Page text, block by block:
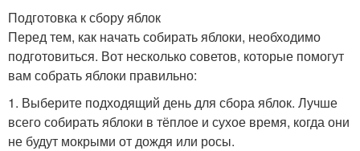
Подготовка к сбору яблок
Перед тем, как начать собирать яблоки, необходимо
подготовиться. Вот несколько советов, которые помогут
вам собрать яблоки правильно:
1. Выберите подходящий день для сбора яблок. Лучше
всего собирать яблоки в тёплое и сухое время, когда они
не будут мокрыми от дождя или росы.